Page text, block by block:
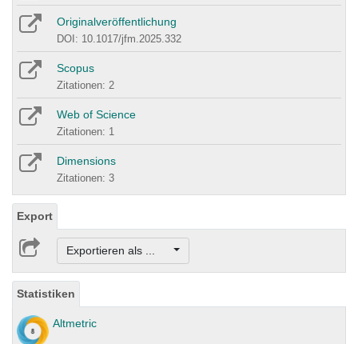
Originalveröffentlichung
DOI: 10.1017/jfm.2025.332
Scopus
Zitationen: 2
Web of Science
Zitationen: 1
Dimensions
Zitationen: 3
Export
Exportieren als ...
Statistiken
Altmetric